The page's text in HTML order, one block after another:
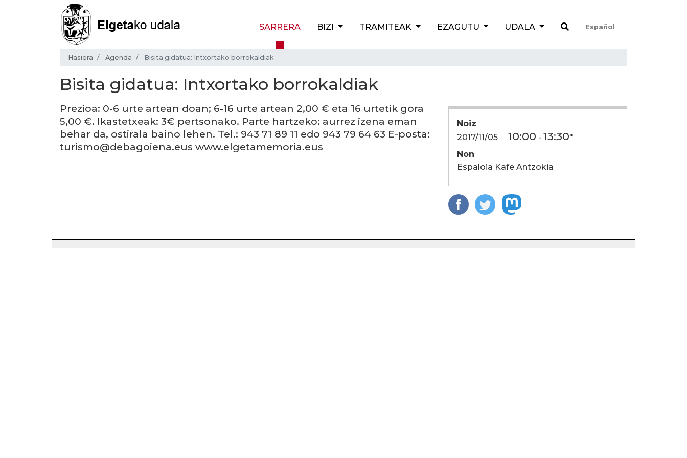
SARRERA BIZI TRAMITEAK EZAGUTU UDALA Español
Hasiera Agenda Bisita gidatua: Intxortako borrokaldiak
Bisita gidatua: Intxortako borrokaldiak
Noiz
2017/11/05
10:00 - 13:30"
Non
Espaloia Kafe Antzokia
Prezioa: 0-6 urte artean doan; 6-16 urte artean 2,00 € eta 16 urtetik gora
5,00 €. Ikastetxeak: 3€ pertsonako. Parte hartzeko: aurrez izena eman
behar da, ostirala baino lehen. Tel.: 943 71 89 11 edo 943 79 64 63 E-posta:
turismo@debagoiena.eus www.elgetamemoria.eus